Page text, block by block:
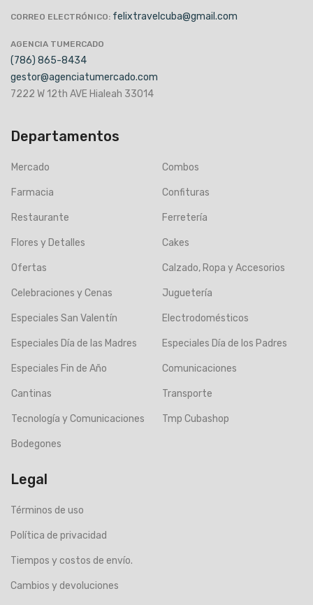
CORREO ELECTRÓNICO: felixtravelcuba@gmail.com
AGENCIA TUMERCADO
(786) 865-8434
gestor@agenciatumercado.com
7222 W 12th AVE Hialeah 33014
Departamentos
Mercado Combos
Farmacia Confituras
Restaurante Ferretería
Flores y Detalles Cakes
Ofertas Calzado, Ropa y Accesorios
Celebraciones y Cenas Juguetería
Especiales San Valentín Electrodomésticos
Especiales Día de las Madres Especiales Día de los Padres
Especiales Fin de Año Comunicaciones
Cantinas Transporte
Tecnología y Comunicaciones Tmp Cubashop
Bodegones
Legal
Términos de uso
Política de privacidad
Tiempos y costos de envío.
Cambios y devoluciones